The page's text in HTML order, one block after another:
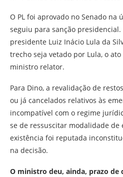
O PL foi aprovado no Senado na
seguiu para sanção
presidente Luiz Inácio Lula da
trecho seja vetado por Lula, o
ministro relator.
Para Dino, a revalidação de
ou já cancelados relativos às
incompatível com o regime
se de ressuscitar modalidade
existência foi reputada
na decisão.
O ministro deu, ainda, prazo de